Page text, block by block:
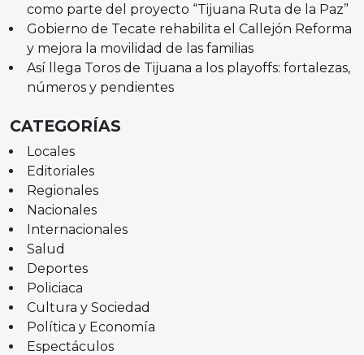
como parte del proyecto “Tijuana Ruta de la Paz”
Gobierno de Tecate rehabilita el Callejón Reforma
y mejora la movilidad de las familias
Así llega Toros de Tijuana a los playoffs: fortalezas,
números y pendientes
CATEGORÍAS
Locales
Editoriales
Regionales
Nacionales
Internacionales
Salud
Deportes
Policiaca
Cultura y Sociedad
Política y Economía
Espectáculos